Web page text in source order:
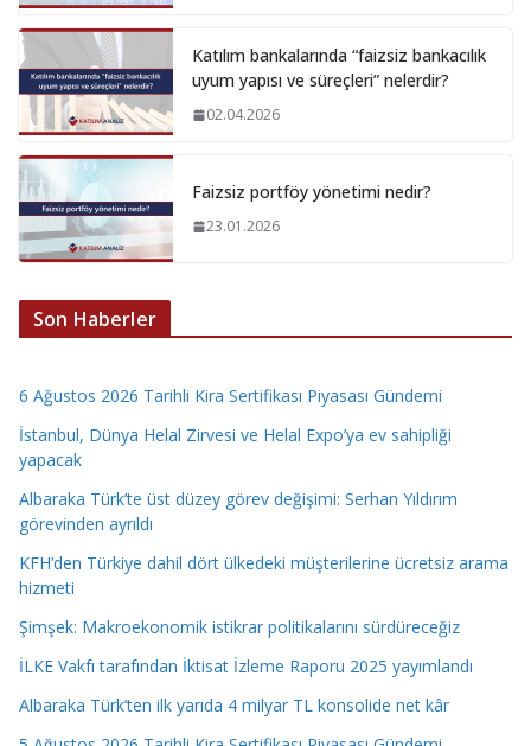
Katılım bankalarında “faizsiz bankacılık
uyum yapısı ve süreçleri” nelerdir?
02.04.2026
Faizsiz portföy yönetimi nedir?
23.01.2026
Son Haberler
6 Ağustos 2026 Tarihli Kira Sertifikası Piyasası Gündemi
İstanbul, Dünya Helal Zirvesi ve Helal Expo’ya ev sahipliği
yapacak
Albaraka Türk’te üst düzey görev değişimi: Serhan Yıldırım
görevinden ayrıldı
KFH’den Türkiye dahil dört ülkedeki müşterilerine ücretsiz arama
hizmeti
Şimşek: Makroekonomik istikrar politikalarını sürdüreceğiz
İLKE Vakfı tarafından İktisat İzleme Raporu 2025 yayımlandı
Albaraka Türk’ten ilk yarıda 4 milyar TL konsolide net kâr